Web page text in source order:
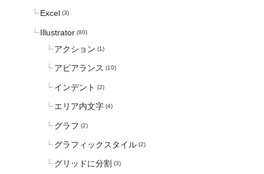
Excel (3)
Illustrator (80)
アクション (1)
アピアランス (10)
インデント (2)
エリア内文字 (4)
グラフ (2)
グラフィックスタイル (2)
グリッドに分割 (3)